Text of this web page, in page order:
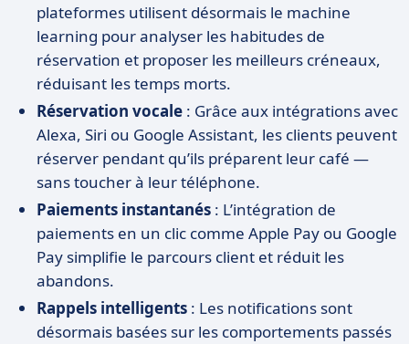
plateformes utilisent désormais le machine
learning pour analyser les habitudes de
réservation et proposer les meilleurs créneaux,
réduisant les temps morts.
Réservation vocale : Grâce aux intégrations avec
Alexa, Siri ou Google Assistant, les clients peuvent
réserver pendant qu’ils préparent leur café —
sans toucher à leur téléphone.
Paiements instantanés : L’intégration de
paiements en un clic comme Apple Pay ou Google
Pay simplifie le parcours client et réduit les
abandons.
Rappels intelligents : Les notifications sont
désormais basées sur les comportements passés